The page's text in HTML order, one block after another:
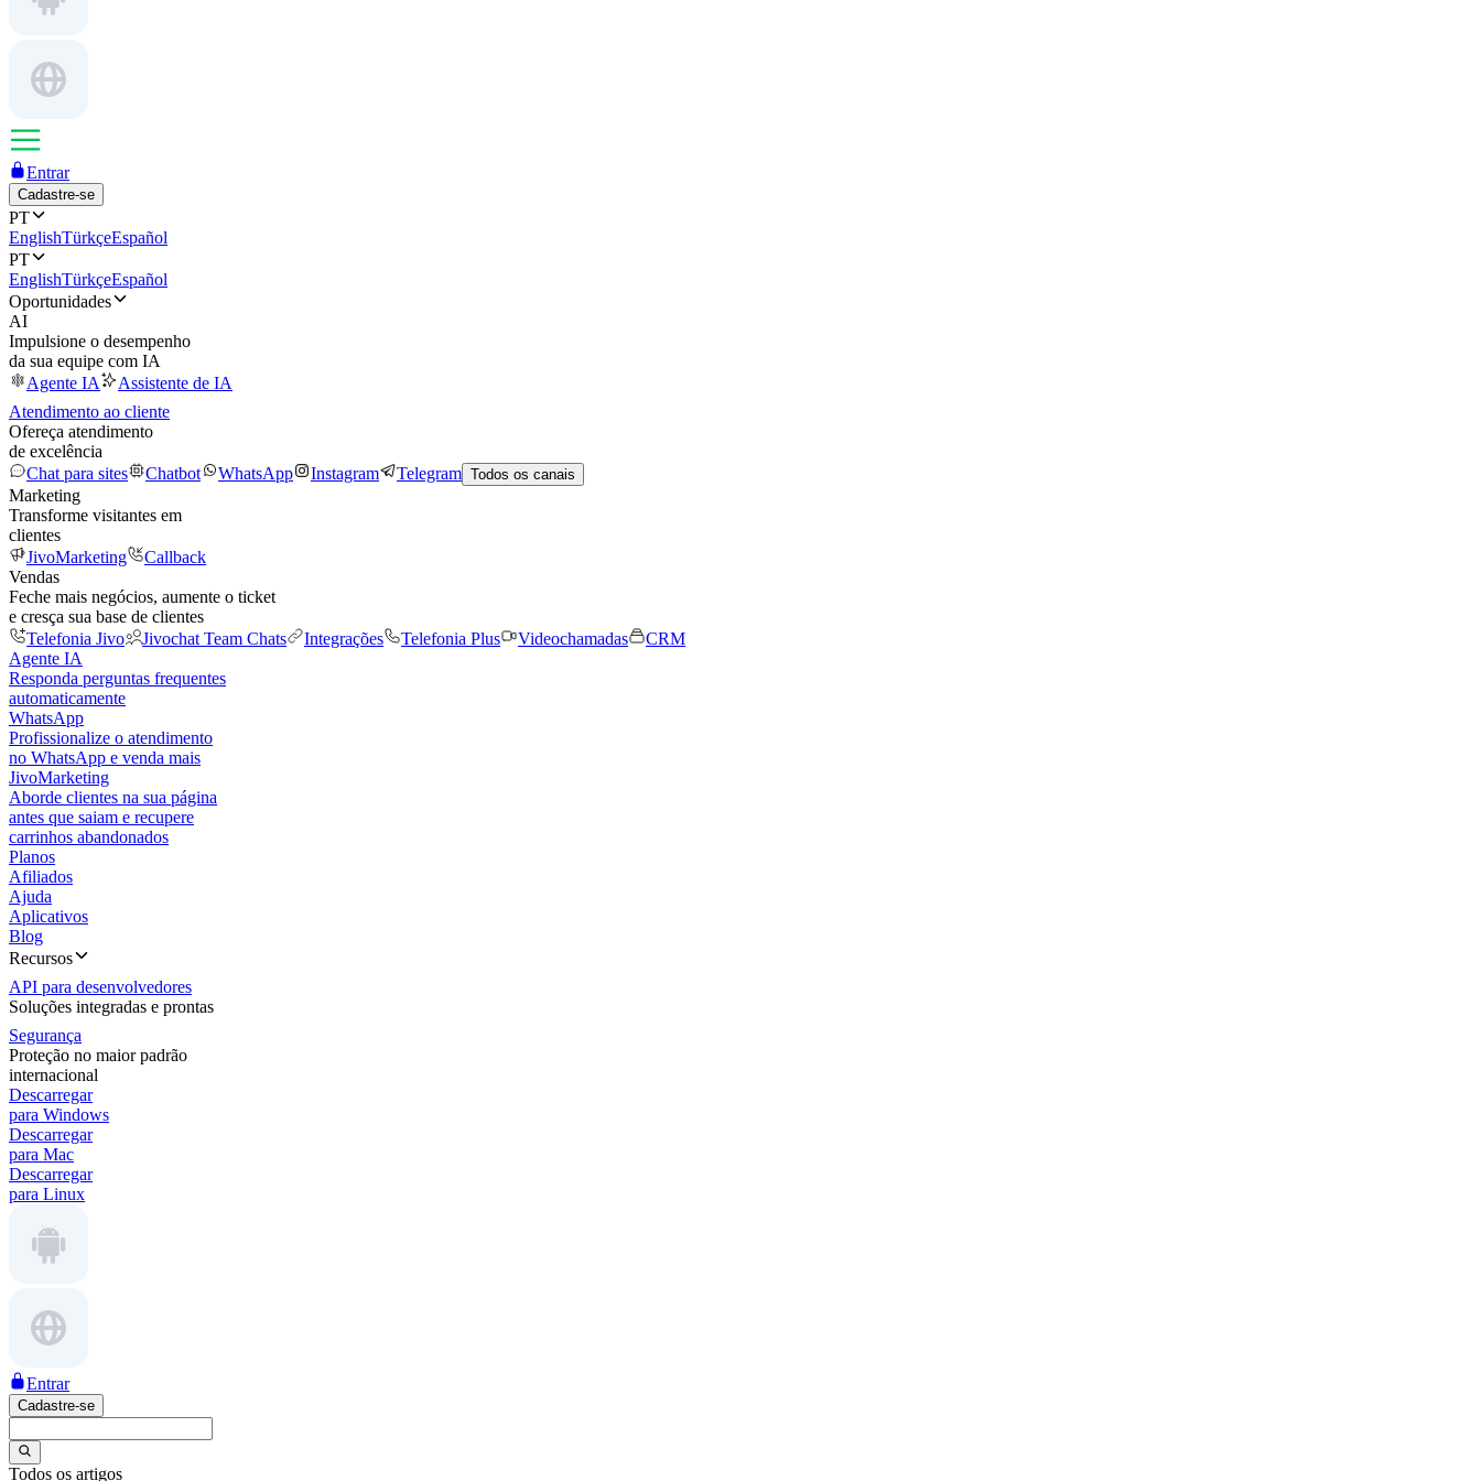
Entrar
Cadastre-se
PT
EnglishTürkçeEspañol
PT
EnglishTürkçeEspañol
Oportunidades
AI
Impulsione o desempenho
da sua equipe com IA
Agente IA
Assistente de IA
Atendimento ao cliente
Ofereça atendimento
de excelência
Chat para sites
Chatbot WhatsApp Instagram Telegram Todos os canais
Marketing
Transforme visitantes em
clientes
JivoMarketing
Callback
Vendas
Feche mais negócios, aumente o ticket
e cresça sua base de clientes
Telefonia Jivo
Jivochat Team Chats Integrações Telefonia Plus Videochamadas
CRM
Agente IA
Responda perguntas frequentes
automaticamente
WhatsApp
Profissionalize o atendimento
no WhatsApp e venda mais
JivoMarketing
Aborde clientes na sua página
antes que saiam e recupere
carrinhos abandonados
Planos
Afiliados
Ajuda
Aplicativos
Blog
Recursos
API para desenvolvedores
Soluções integradas e prontas
Segurança
Proteção no maior padrão
internacional
Descarregar
para Windows
Descarregar
para Mac
Descarregar
para Linux
Entrar
Cadastre-se
Todos os artigos